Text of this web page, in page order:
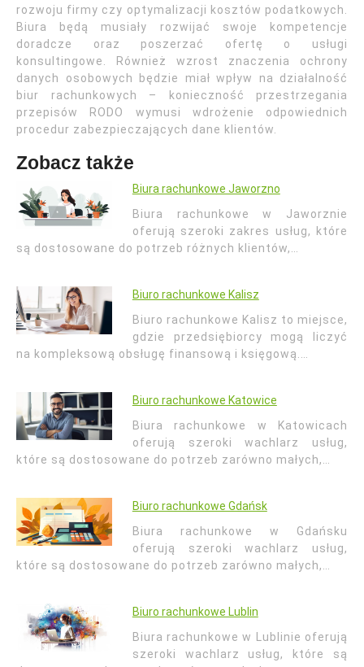
rozwoju firmy czy optymalizacji kosztów podatkowych.
Biura będą musiały rozwijać swoje kompetencje
doradcze oraz poszerzać ofertę o usługi
konsultingowe. Również wzrost znaczenia ochrony
danych osobowych będzie miał wpływ na działalność
biur rachunkowych – konieczność przestrzegania
przepisów RODO wymusi wdrożenie odpowiednich
procedur zabezpieczających dane klientów.
Zobacz także
Biura rachunkowe Jaworzno
Biura rachunkowe w Jaworznie
oferują szeroki zakres usług, które
są dostosowane do potrzeb różnych klientów,…
Biuro rachunkowe Kalisz
Biuro rachunkowe Kalisz to miejsce,
gdzie przedsiębiorcy mogą liczyć
na kompleksową obsługę finansową i księgową.…
Biuro rachunkowe Katowice
Biura rachunkowe w Katowicach
oferują szeroki wachlarz usług,
które są dostosowane do potrzeb zarówno małych,…
Biuro rachunkowe Gdańsk
Biura rachunkowe w Gdańsku
oferują szeroki wachlarz usług,
które są dostosowane do potrzeb zarówno małych,…
Biuro rachunkowe Lublin
Biura rachunkowe w Lublinie oferują
szeroki wachlarz usług, które są